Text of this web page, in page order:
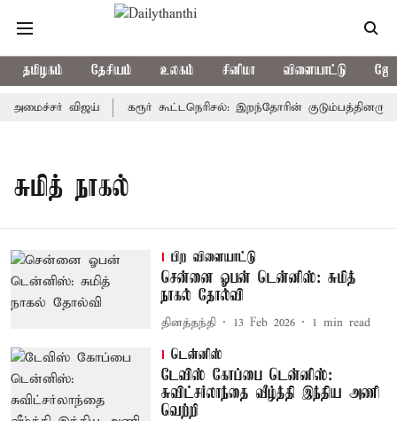
தமிழகம் தேசியம் உலகம் சினிமா விளையாட்டு
அமைச்சர் விஜய் கரூர் கூட்டநெரிசல்: இறந்தோரின்
சுமித் நாகல்
பிற விளையாட்டு
சென்னை ஓபன் டென்னிஸ்: சுமித்
நாகல் தோல்வி
தினத்தந்தி 13 Feb 2026 1 min read
டென்னிஸ்
டேவிஸ் கோப்பை டென்னிஸ்:
சுவிட்சர்லாந்தை வீழ்த்தி இந்திய அணி
வெற்றி